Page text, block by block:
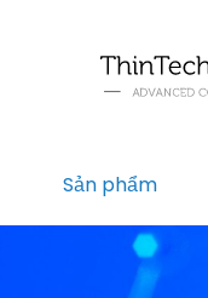
Sản phẩm